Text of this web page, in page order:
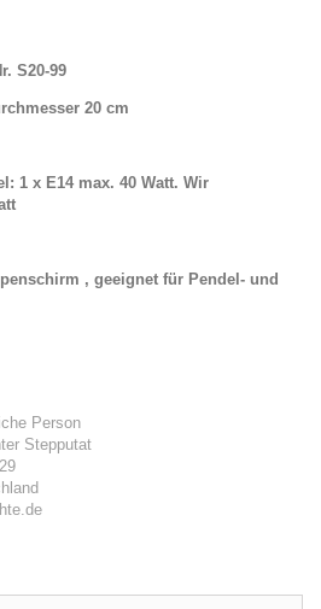
S20-99
20 cm
1 x E14 max. 40 Watt. Wir
, geeignet für Pendel- und
Person
Stepputat